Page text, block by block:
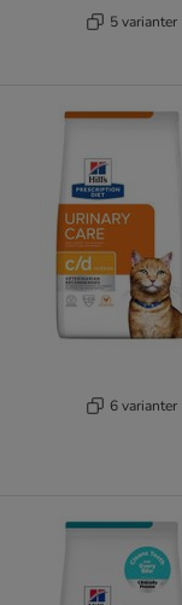
5 varianter
6 varianter